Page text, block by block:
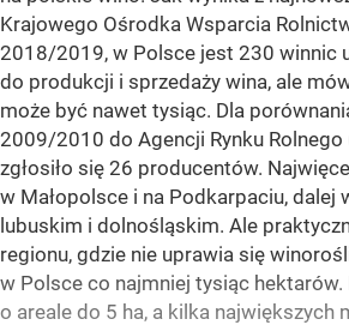
Krajowego Ośrodka Wsparcia
2018/2019, w Polsce jest 230 winnic
do produkcji i sprzedaży wina, ale
może być nawet tysiąc. Dla
2009/2010 do Agencji Rynku Rolnego
zgłosiło się 26 producentów.
w Małopolsce i na Podkarpaciu, dalej
lubuskim i dolnośląskim. Ale
regionu, gdzie nie uprawia się
w Polsce co najmniej tysiąc
o areale do 5 ha, a kilka największych